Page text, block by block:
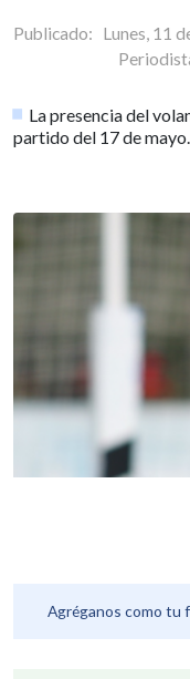
Publicado: Lunes, 11
La presencia del
partido del 17 de mayo.
Agréganos como tu